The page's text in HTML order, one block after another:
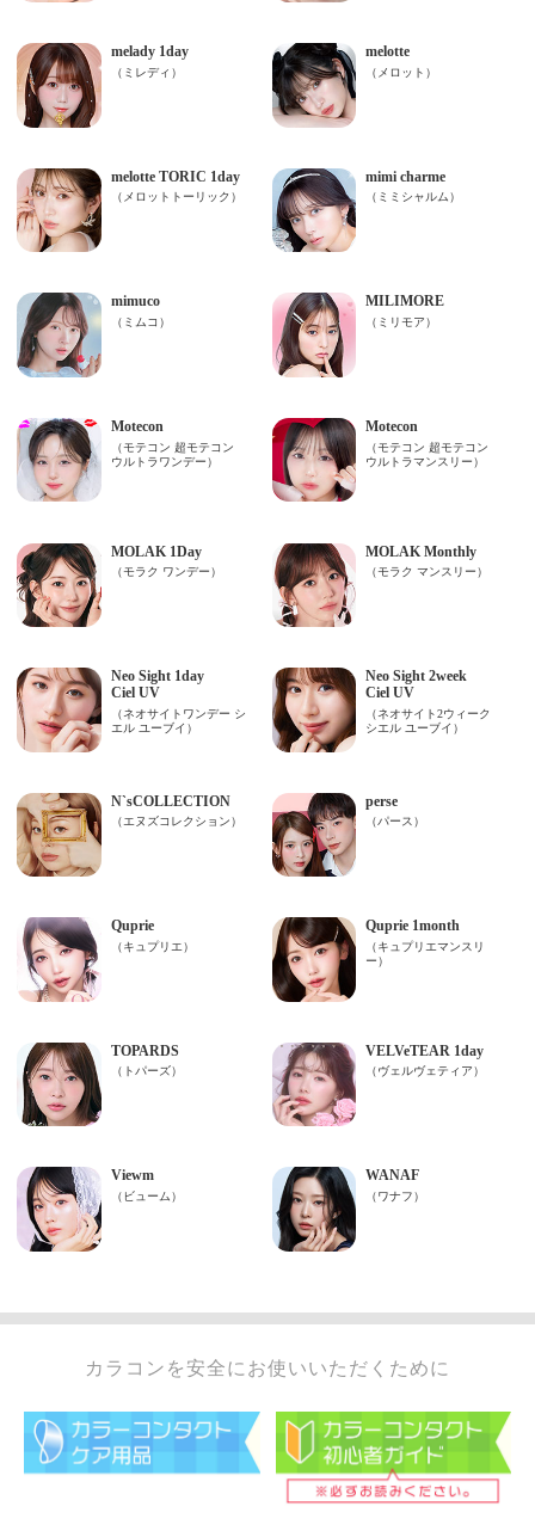
カラコンを安全にお使いいただくために